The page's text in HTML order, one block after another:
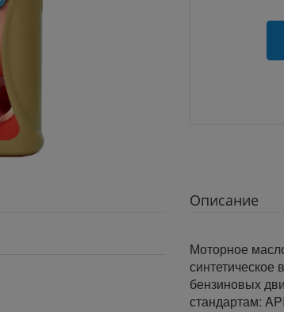
Описание
Моторное
синтетическое
бензиновых
стандартам: